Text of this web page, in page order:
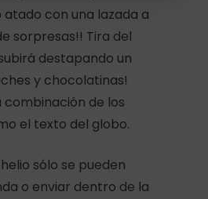
con una lazada a
sorpresas!! Tira del
destapando un
y chocolatinas!
combinación de los
el texto del globo.
sólo se pueden
o enviar dentro de la